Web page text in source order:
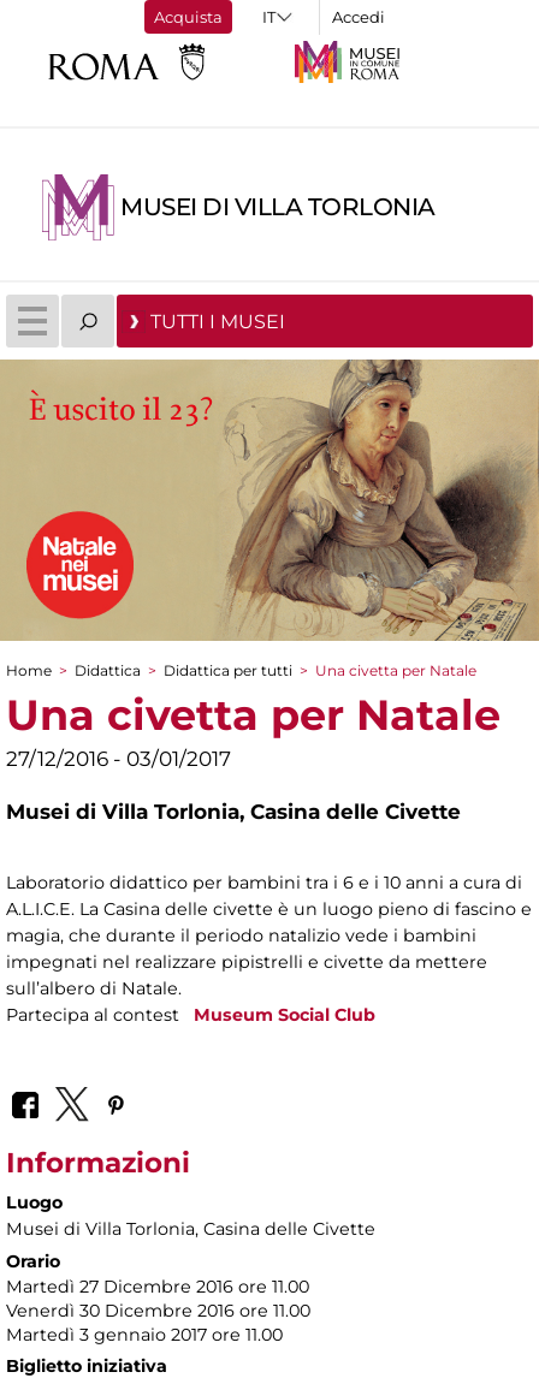
Acquista Accedi
MUSEI DI VILLA TORLONIA
TUTTI I MUSEI
Tu sei qui
Home > Didattica > Didattica per tutti > Una civetta per Natale
Una civetta per Natale
27/12/2016 - 03/01/2017
Musei di Villa Torlonia, Casina delle Civette
Laboratorio didattico per bambini tra i 6 e i 10 anni a cura di
A.L.I.C.E. La Casina delle civette è un luogo pieno di fascino e
magia, che durante il periodo natalizio vede i bambini
impegnati nel realizzare pipistrelli e civette da mettere
sull’albero di Natale.
Partecipa al contest Museum Social Club
Informazioni
Luogo
Musei di Villa Torlonia, Casina delle Civette
Orario
Martedì 27 Dicembre 2016 ore 11.00
Venerdì 30 Dicembre 2016 ore 11.00
Martedì 3 gennaio 2017 ore 11.00
Biglietto iniziativa